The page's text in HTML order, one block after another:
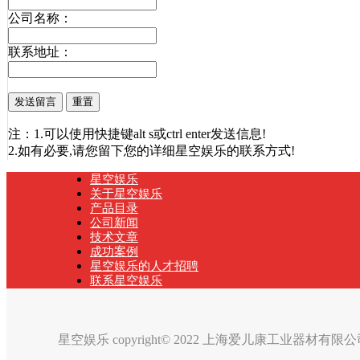
公司名称：
联系地址：
注：1.可以使用快捷键alt s或ctrl enter发送信息!
2.如有必要,请您留下您的详细星空娱乐的联系方式!
星空娱乐
关于星空娱乐
产品目录
公司新闻
技术文章
成功案例
星空娱乐的人才招聘
联系星空娱乐
星空娱乐 copyright© 2022 上海爱儿康工业器材有限公